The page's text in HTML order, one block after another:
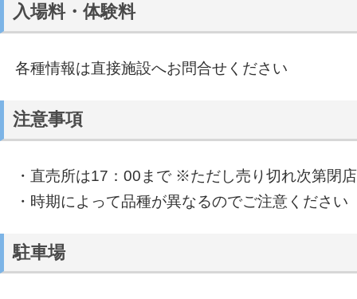
入場料・体験料
各種情報は直接施設へお問合せください
注意事項
・直売所は17：00まで ※ただし売り切れ次第閉店
・時期によって品種が異なるのでご注意ください
駐車場